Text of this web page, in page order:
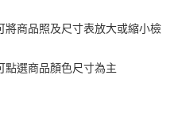
將商品照及尺寸表放大或縮小檢
點選商品顏色尺寸為主